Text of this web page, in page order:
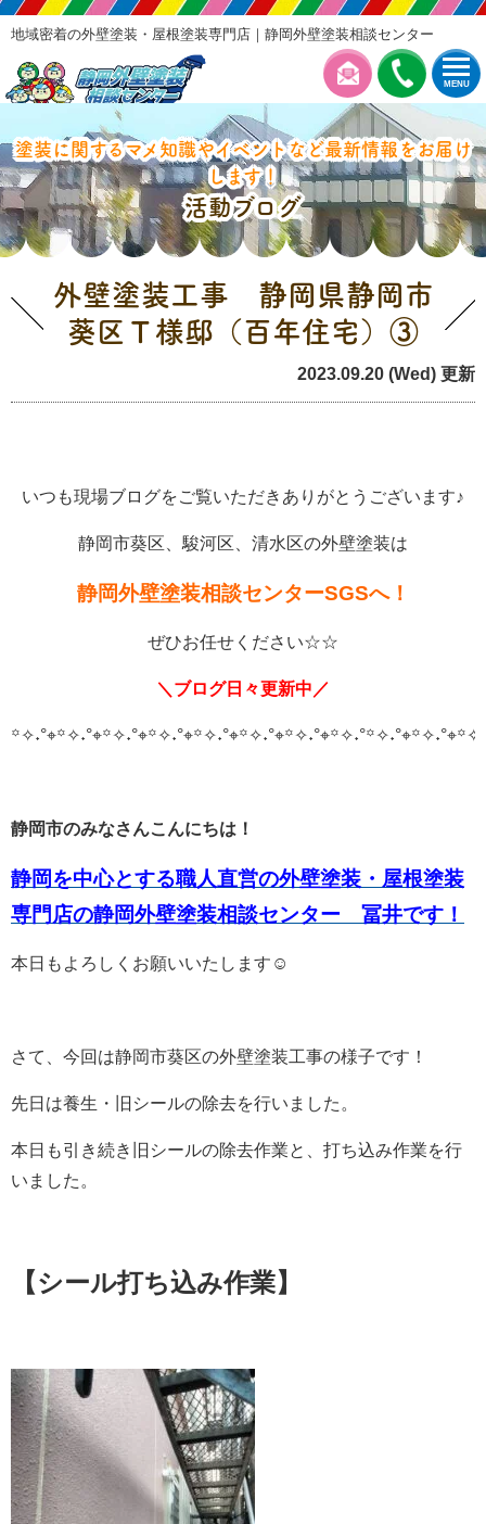
MENU
地域密着の外壁塗装・屋根塗装専門店｜静岡外壁塗装相談センター
塗装に関するマメ知識やイベントなど最新情報をお届け
します！
活動ブログ
外壁塗装工事 静岡県静岡市
葵区Ｔ様邸（百年住宅）③
2023.09.20 (Wed) 更新
いつも現場ブログをご覧いただきありがとうございます♪
静岡市葵区、駿河区、清水区の外壁塗装は
静岡外壁塗装相談センターSGSへ！
ぜひお任せください☆☆
＼ブログ日々更新中／
꙳✧˖°⌖꙳✧˖°⌖꙳✧˖°⌖꙳✧˖°⌖꙳✧˖°⌖꙳✧˖°⌖꙳✧˖°⌖꙳✧˖°
静岡市のみなさんこんにちは！
静岡を中心とする職人直営の外壁塗装・屋根塗装
専門店の静岡外壁塗装相談センター 冨井です！
本日もよろしくお願いいたします☺
さて、今回は静岡市葵区の外壁塗装工事の様子です！
先日は養生・旧シールの除去を行いました。
本日も引き続き旧シールの除去作業と、打ち込み作業を行
いました。
【シール打ち込み作業】